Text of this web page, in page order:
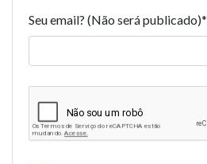
Seu email? (Não será publicado)*